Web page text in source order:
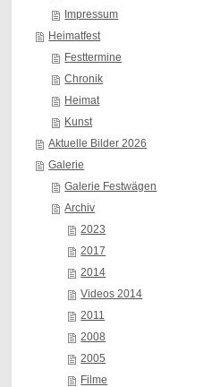
Impressum
Heimatfest
Festtermine
Chronik
Heimat
Kunst
Aktuelle Bilder 2026
Galerie
Galerie Festwägen
Archiv
2023
2017
2014
Videos 2014
2011
2008
2005
Filme